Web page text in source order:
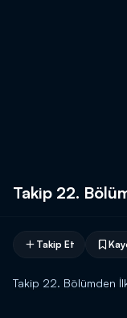
Takip 22.
Takip Et
Takip 22. Bölümden